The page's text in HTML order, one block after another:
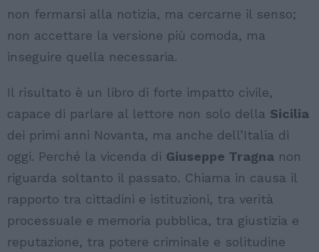
non fermarsi alla notizia, ma cercarne il senso;
non accettare la versione più comoda, ma
inseguire quella necessaria.
Il risultato è un libro di forte impatto civile,
capace di parlare al lettore non solo della Sicilia
dei primi anni Novanta, ma anche dell’Italia di
oggi. Perché la vicenda di Giuseppe Tragna non
riguarda soltanto il passato. Chiama in causa il
rapporto tra cittadini e istituzioni, tra verità
processuale e memoria pubblica, tra giustizia e
reputazione, tra potere criminale e solitudine